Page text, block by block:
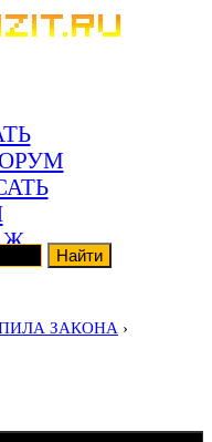
ЗАКОНА ›